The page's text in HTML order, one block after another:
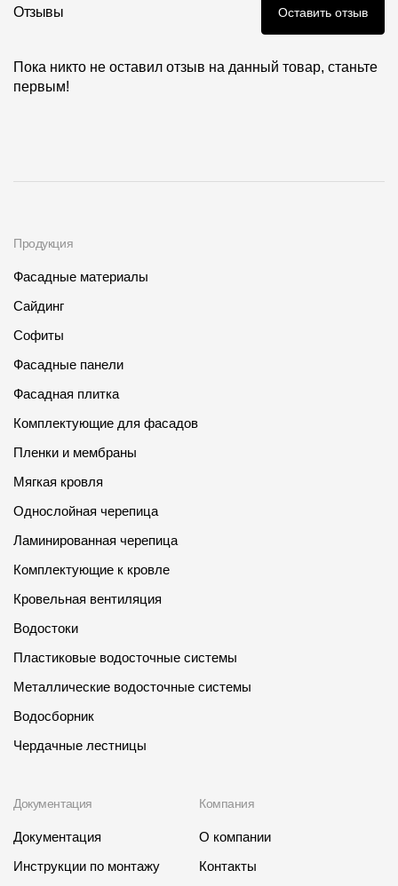
Алтайский край
8 800 100 71 45site@docke.ru
125212, Россия, Москва, Головинское ш., д. 5, стр. 1
Сб-Вс - выходной
Отзывы Оставить отзыв
Пока никто не оставил отзыв на данный товар, станьте
первым!
Продукция
Фасадные материалы
Сайдинг
Софиты
Фасадные панели
Фасадная плитка
Комплектующие для фасадов
Пленки и мембраны
Мягкая кровля
Однослойная черепица
Ламинированная черепица
Комплектующие к кровле
Кровельная вентиляция
Водостоки
Пластиковые водосточные системы
Металлические водосточные системы
Водосборник
Чердачные лестницы
Документация
Документация
Инструкции по монтажу
Компания
О компании
Контакты